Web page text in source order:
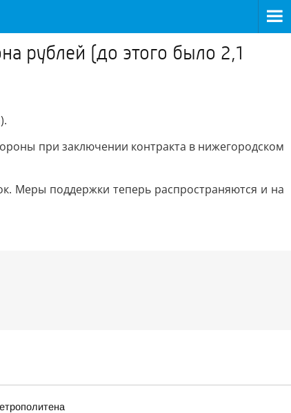
рублей (до этого было 2,1
при заключении контракта в нижегородском
Меры поддержки теперь распространяются и на